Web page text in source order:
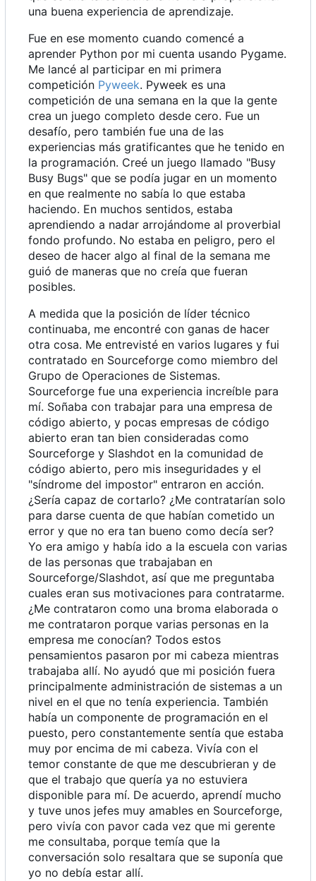
una buena experiencia de aprendizaje.
Fue en ese momento cuando comencé a
aprender Python por mi cuenta usando Pygame.
Me lancé al participar en mi primera
competición Pyweek. Pyweek es una
competición de una semana en la que la gente
crea un juego completo desde cero. Fue un
desafío, pero también fue una de las
experiencias más gratificantes que he tenido en
la programación. Creé un juego llamado "Busy
Busy Bugs" que se podía jugar en un momento
en que realmente no sabía lo que estaba
haciendo. En muchos sentidos, estaba
aprendiendo a nadar arrojándome al proverbial
fondo profundo. No estaba en peligro, pero el
deseo de hacer algo al final de la semana me
guió de maneras que no creía que fueran
posibles.
A medida que la posición de líder técnico
continuaba, me encontré con ganas de hacer
otra cosa. Me entrevisté en varios lugares y fui
contratado en Sourceforge como miembro del
Grupo de Operaciones de Sistemas.
Sourceforge fue una experiencia increíble para
mí. Soñaba con trabajar para una empresa de
código abierto, y pocas empresas de código
abierto eran tan bien consideradas como
Sourceforge y Slashdot en la comunidad de
código abierto, pero mis inseguridades y el
"síndrome del impostor" entraron en acción.
¿Sería capaz de cortarlo? ¿Me contratarían solo
para darse cuenta de que habían cometido un
error y que no era tan bueno como decía ser?
Yo era amigo y había ido a la escuela con varias
de las personas que trabajaban en
Sourceforge/Slashdot, así que me preguntaba
cuales eran sus motivaciones para contratarme.
¿Me contrataron como una broma elaborada o
me contrataron porque varias personas en la
empresa me conocían? Todos estos
pensamientos pasaron por mi cabeza mientras
trabajaba allí. No ayudó que mi posición fuera
principalmente administración de sistemas a un
nivel en el que no tenía experiencia. También
había un componente de programación en el
puesto, pero constantemente sentía que estaba
muy por encima de mi cabeza. Vivía con el
temor constante de que me descubrieran y de
que el trabajo que quería ya no estuviera
disponible para mí. De acuerdo, aprendí mucho
y tuve unos jefes muy amables en Sourceforge,
pero vivía con pavor cada vez que mi gerente
me consultaba, porque temía que la
conversación solo resaltara que se suponía que
yo no debía estar allí.